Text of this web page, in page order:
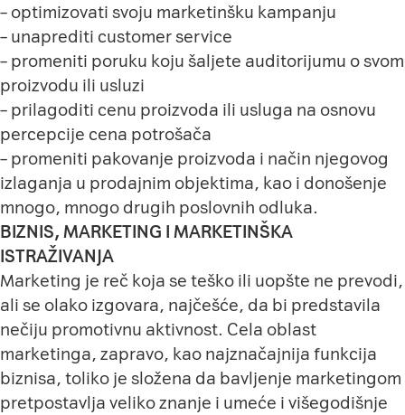
– optimizovati svoju marketinšku kampanju
– unaprediti customer service
– promeniti poruku koju šaljete auditorijumu o svom
proizvodu ili usluzi
– prilagoditi cenu proizvoda ili usluga na osnovu
percepcije cena potrošača
– promeniti pakovanje proizvoda i način njegovog
izlaganja u prodajnim objektima, kao i donošenje
mnogo, mnogo drugih poslovnih odluka.
BIZNIS, MARKETING I MARKETINŠKA
ISTRAŽIVANJA
Marketing je reč koja se teško ili uopšte ne prevodi,
ali se olako izgovara, najčešće, da bi predstavila
nečiju promotivnu aktivnost. Cela oblast
marketinga, zapravo, kao najznačajnija funkcija
biznisa, toliko je složena da bavljenje marketingom
pretpostavlja veliko znanje i umeće i višegodišnje